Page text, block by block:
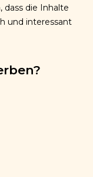
die Inhalte
und interessant